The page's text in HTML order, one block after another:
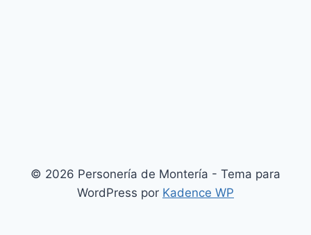
© 2026 Personería de Montería - Tema para
WordPress por Kadence WP